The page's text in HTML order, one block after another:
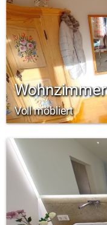
Wohnzimmer
Voll möbliert